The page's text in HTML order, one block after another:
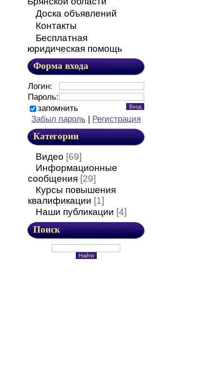
Доска объявлений
Контакты
Бесплатная
юридическая помощь
Форма входа
Логин:
Пароль:
запомнить
Забыл пароль | Регистрация
Категории
Видео [69]
Информационные
сообщения [29]
Курсы повышения
квалификации [1]
Наши публикации [4]
Поиск